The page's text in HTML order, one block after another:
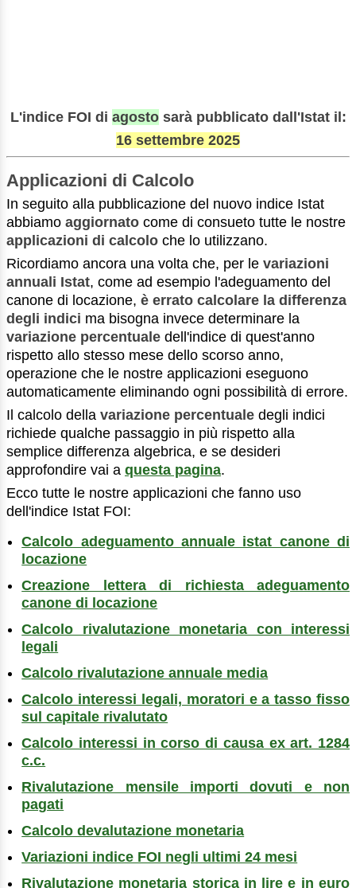
L'indice FOI di agostosarà pubblicato dall'Istat il:
16 settembre 2025
Applicazioni di Calcolo
In seguito alla pubblicazione del nuovo indice Istat
abbiamo aggiornato come di consueto tutte le nostre
applicazioni di calcolo che lo utilizzano.
Ricordiamo ancora una volta che, per le variazioni
annuali Istat, come ad esempio l'adeguamento del
canone di locazione, è errato calcolare la differenza
degli indici ma bisogna invece determinare la
variazione percentuale dell'indice di quest'anno
rispetto allo stesso mese dello scorso anno,
operazione che le nostre applicazioni eseguono
automaticamente eliminando ogni possibilità di errore.
Il calcolo della variazione percentuale degli indici
richiede qualche passaggio in più rispetto alla
semplice differenza algebrica, e se desideri
approfondire vai a questa pagina.
Ecco tutte le nostre applicazioni che fanno uso
dell'indice Istat FOI:
Calcolo adeguamento annuale istat canone di
locazione
Creazione lettera di richiesta adeguamento
canone di locazione
Calcolo rivalutazione monetaria con interessi
legali
Calcolo rivalutazione annuale media
Calcolo interessi legali, moratori e a tasso fisso
sul capitale rivalutato
Calcolo interessi in corso di causa ex art. 1284
c.c.
Rivalutazione mensile importi dovuti e non
pagati
Calcolo devalutazione monetaria
Variazioni indice FOI negli ultimi 24 mesi
Rivalutazione monetaria storica in lire e in euro